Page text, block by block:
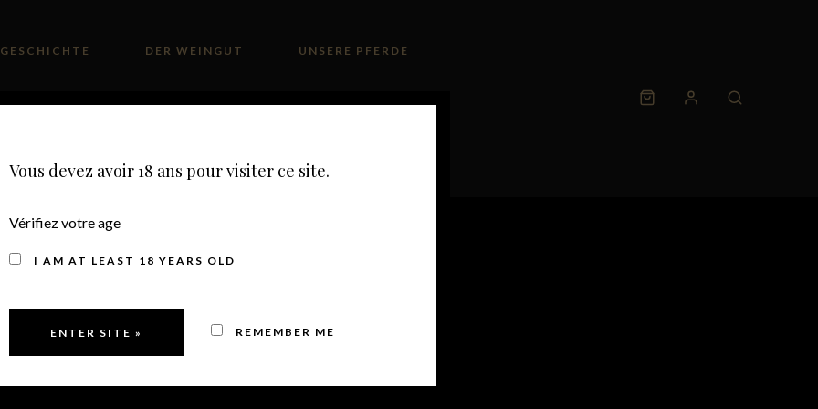
GESCHICHTE DER WEINGUT UNSERE PFERDE
OROSHI FLASCHE
Vous devez avoir 18 ans pour visiter ce site.
Vérifiez votre age
I AM AT LEAST 18 YEARS OLD
REMEMBER ME